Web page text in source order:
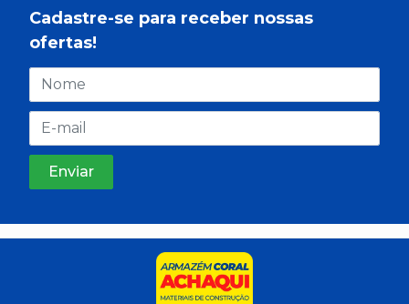
Cadastre-se para receber nossas
ofertas!